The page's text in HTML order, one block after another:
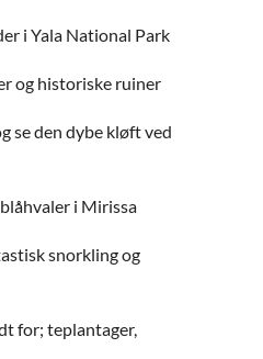
i Yala National Park
og historiske ruiner
se den dybe kløft ved
i Mirissa
snorkling og
for; teplantager,